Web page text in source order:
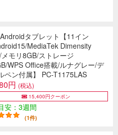
タブレット【11イン
MediaTek Dimensity
モリ8GB/ストレージ
WPS Office搭載/ルナグレー/デ
ペン付属】 PC-T1175LAS
円 (税込)
15,400円クーポン
安：3週間
(1件)